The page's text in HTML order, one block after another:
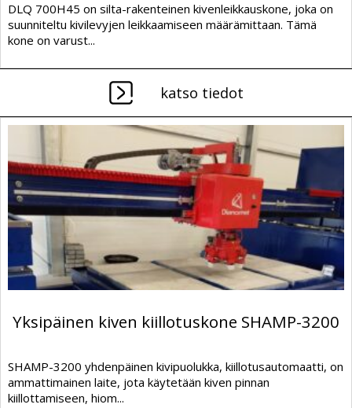
DLQ 700H45 on silta-rakenteinen kivenleikkauskone, joka on
suunniteltu kivilevyjen leikkaamiseen määrämittaan. Tämä
kone on varust...
katso tiedot
Yksipäinen kiven kiillotuskone SHAMP-3200
SHAMP-3200 yhdenpäinen kivipuolukka, kiillotusautomaatti, on
ammattimainen laite, jota käytetään kiven pinnan
kiillottamiseen, hiom...